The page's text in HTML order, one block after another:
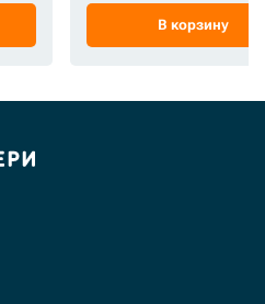
В корзину